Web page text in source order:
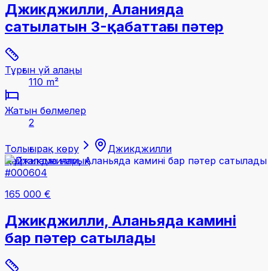
Джикджилли, Аланияда
сатылатын 3-қабаттағы пәтер
Тұрғын үй алаңы
110 m²
Жатын бөлмелер
2
Толығырақ көру
Джикджилли
Қайталама нарық
#000604
165 000 €
Джикджилли, Аланьяда камині
бар пәтер сатылады